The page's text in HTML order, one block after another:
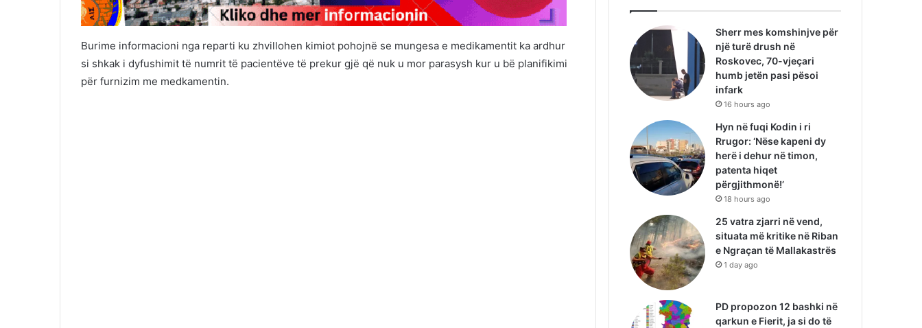
Burime informacioni nga reparti ku zhvillohen kimiot pohojnë se mungesa e medikamentit ka ardhur
si shkak i dyfushimit të numrit të pacientëve të prekur gjë që nuk u mor parasysh kur u bë planifikimi
për furnizim me medkamentin.
Sherr mes komshinjve për
një turë drush në
Roskovec, 70-vjeçari
humb jetën pasi pësoi
infark
16 hours ago
Hyn në fuqi Kodin i ri
Rrugor: ‘Nëse kapeni dy
herë i dehur në timon,
patenta hiqet
përgjithmonë!’
18 hours ago
25 vatra zjarri në vend,
situata më kritike në Riban
e Ngraçan të Mallakastrës
1 day ago
PD propozon 12 bashki në
qarkun e Fierit, ja si do të